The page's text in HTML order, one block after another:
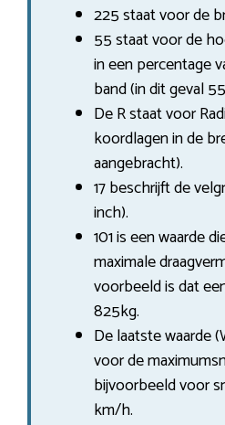
225 staat voor de
55 staat voor de
in een percentage
band (in dit geval
De R staat voor
koordlagen in de
aangebracht).
17 beschrijft de
inch).
101 is een waarde
maximale
voorbeeld is dat
825kg.
De laatste waarde
voor de
bijvoorbeeld voor
km/h.